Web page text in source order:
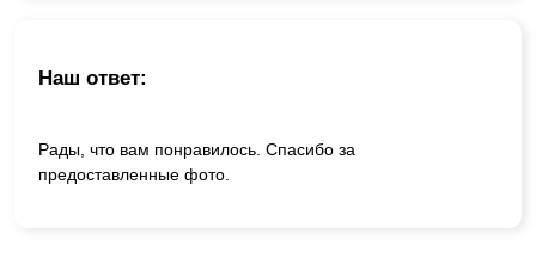
Наш ответ:
Рады, что вам понравилось. Спасибо за
предоставленные фото.